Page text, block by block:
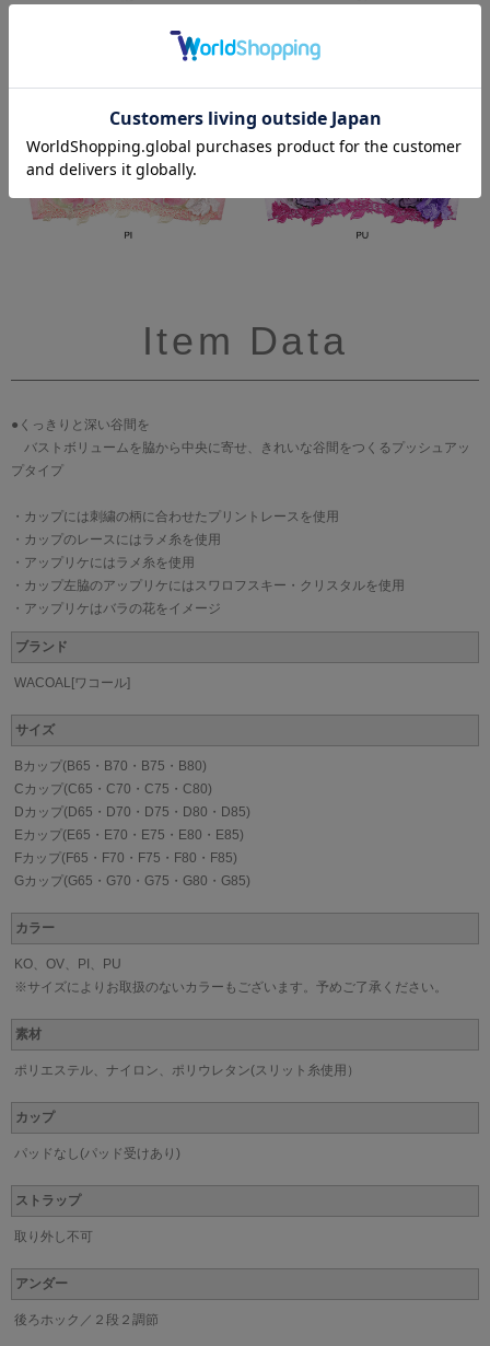
Item Data
●くっきりと深い谷間を
バストボリュームを脇から中央に寄せ、きれいな谷間をつくるプッシュアッ
プタイプ
・カップには刺繍の柄に合わせたプリントレースを使用
・カップのレースにはラメ糸を使用
・アップリケにはラメ糸を使用
・カップ左脇のアップリケにはスワロフスキー・クリスタルを使用
・アップリケはバラの花をイメージ
ブランド
WACOAL[ワコール]
サイズ
Bカップ(B65・B70・B75・B80)
Cカップ(C65・C70・C75・C80)
Dカップ(D65・D70・D75・D80・D85)
Eカップ(E65・E70・E75・E80・E85)
Fカップ(F65・F70・F75・F80・F85)
Gカップ(G65・G70・G75・G80・G85)
カラー
KO、OV、PI、PU
※サイズによりお取扱のないカラーもございます。予めご了承ください。
素材
ポリエステル、ナイロン、ポリウレタン(スリット糸使用）
カップ
パッドなし(パッド受けあり)
ストラップ
取り外し不可
アンダー
後ろホック／２段２調節